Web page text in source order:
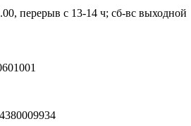
перерыв с 13-14 ч; сб-вс выходной